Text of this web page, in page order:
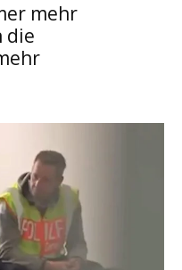
mehr
die